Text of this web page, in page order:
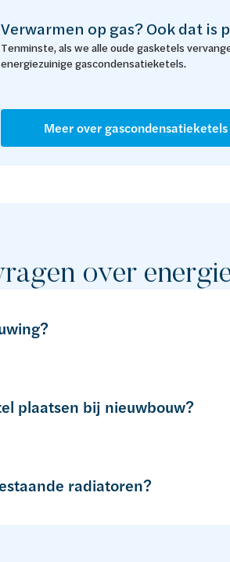
Verwarmen op gas? Ook dat is
Tenminste, als we alle oude gasketels
energiezuinige gascondensatieketels.
Meer over gascondensatieketels
over
plaatsen bij nieuwbouw?
radiatoren?